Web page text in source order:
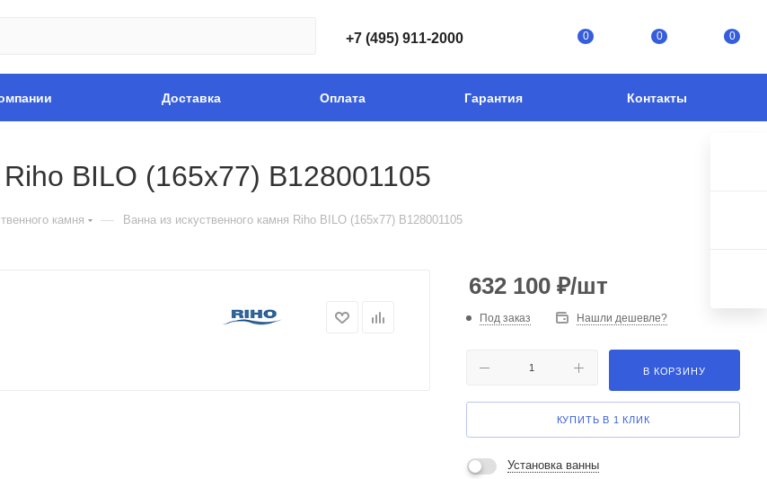
+7 (495) 911-2000 0 0 0
Доставка Оплата Гарантия Контакты
BILO (165x77) B128001105
камня — Ванна из искуственного камня Riho BILO (165x77) B128001105
632 100 ₽/шт
Под заказ Нашли дешевле?
В КОРЗИНУ
КУПИТЬ В 1 КЛИК
Установка ванны